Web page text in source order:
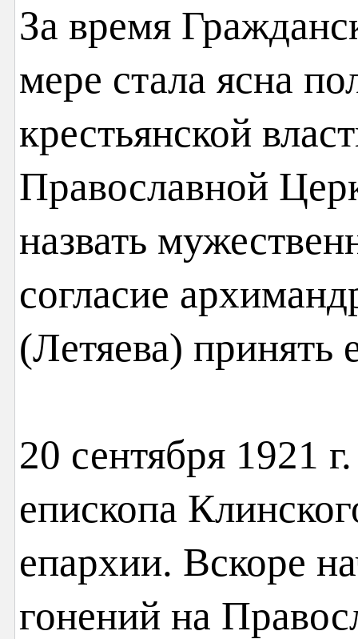
За время
мере стала ясна
крестьянской
Православной
назвать
согласие
(Летяева) принять
20 сентября 1921
епископа
епархии. Вскоре
гонений на